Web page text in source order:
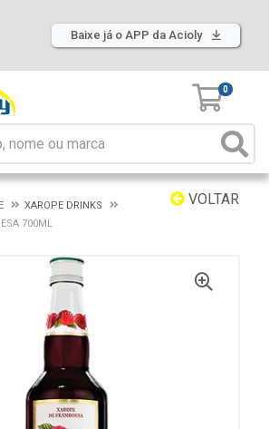
Baixe já o APP da Acioly
0
VOLTAR
XAROPE DRINKS
700ML